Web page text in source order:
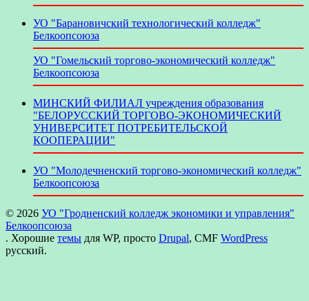
УО "Барановичский технологический колледж"
Белкоопсоюза
УО "Гомельский торгово-экономический колледж"
Белкоопсоюза
МИНСКИЙ ФИЛИАЛ учреждения образования
"БЕЛОРУССКИЙ ТОРГОВО-ЭКОНОМИЧЕСКИЙ
УНИВЕРСИТЕТ ПОТРЕБИТЕЛЬСКОЙ
КООПЕРАЦИИ"
УО "Молодечненский торгово-экономический колледж"
Белкоопсоюза
© 2026 УО "Гродненский колледж экономики и управления"
Белкоопсоюза
. Хорошие темы для WP, просто Drupal, CMF WordPress
русский.